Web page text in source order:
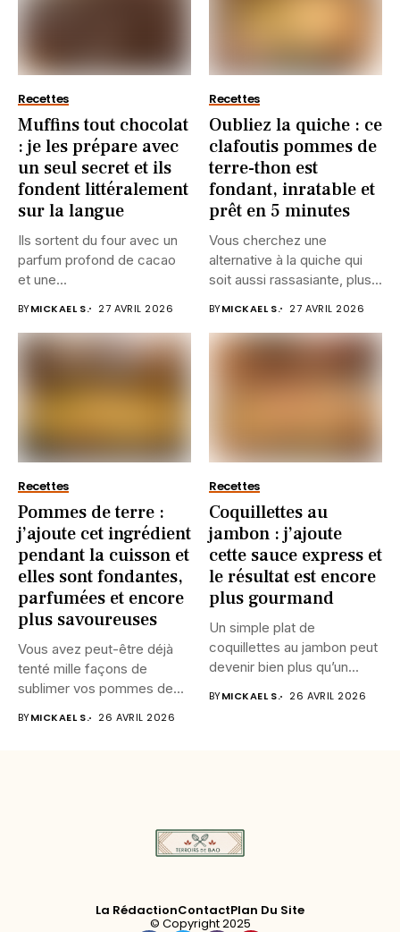
Recettes
Muffins tout chocolat
: je les prépare avec
un seul secret et ils
fondent littéralement
sur la langue
Ils sortent du four avec un
parfum profond de cacao
et une...
BYMICKAEL S. 27 AVRIL 2026
Recettes
Oubliez la quiche : ce
clafoutis pommes de
terre-thon est
fondant, inratable et
prêt en 5 minutes
Vous cherchez une
alternative à la quiche qui
soit aussi rassasiante, plus...
BYMICKAEL S. 27 AVRIL 2026
Recettes
Pommes de terre :
j’ajoute cet ingrédient
pendant la cuisson et
elles sont fondantes,
parfumées et encore
plus savoureuses
Vous avez peut-être déjà
tenté mille façons de
sublimer vos pommes de...
BYMICKAEL S. 26 AVRIL 2026
Recettes
Coquillettes au
jambon : j’ajoute
cette sauce express et
le résultat est encore
plus gourmand
Un simple plat de
coquillettes au jambon peut
devenir bien plus qu’un...
BYMICKAEL S. 26 AVRIL 2026
La RédactionContactPlan Du Site
© Copyright 2025